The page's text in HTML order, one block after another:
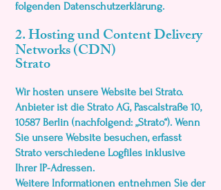
folgenden Datenschutzerklärung.
2. Hosting und Content Delivery
Networks (CDN)
Strato
Wir hosten unsere Website bei Strato.
Anbieter ist die Strato AG, Pascalstraße 10,
10587 Berlin (nachfolgend: „Strato“). Wenn
Sie unsere Website besuchen, erfasst
Strato verschiedene Logfiles inklusive
Ihrer IP-Adressen.
Weitere Informationen entnehmen Sie der